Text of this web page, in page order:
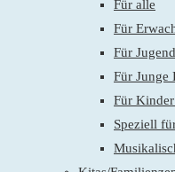
Für alle
Für
Für
Für Junge
Für
Speziell